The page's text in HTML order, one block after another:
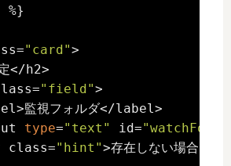
%}
"card">
</h2>
"field">
監視フォルダ</label>
type="text" id=
class=
"hint">存在しない場合は